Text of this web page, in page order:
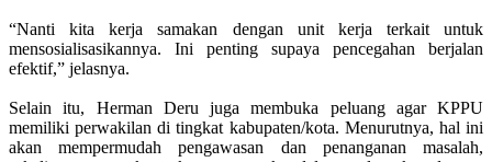
“Nanti kita kerja samakan dengan unit kerja terkait untuk
mensosialisasikannya. Ini penting supaya pencegahan berjalan
efektif,” jelasnya.
Selain itu, Herman Deru juga membuka peluang agar KPPU
memiliki perwakilan di tingkat kabupaten/kota. Menurutnya, hal ini
akan mempermudah pengawasan dan penanganan masalah,